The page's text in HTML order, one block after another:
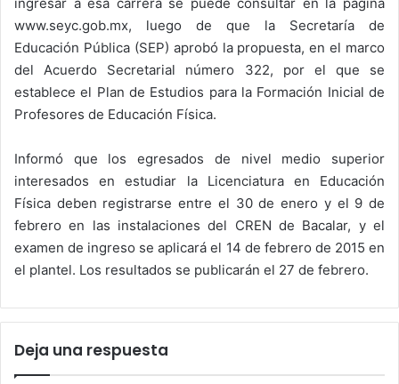
www.seyc.gob.mx, luego de que la Secretaría de
Educación Pública (SEP) aprobó la propuesta, en el marco
del Acuerdo Secretarial número 322, por el que se
establece el Plan de Estudios para la Formación Inicial de
Profesores de Educación Física.
Informó que los egresados de nivel medio superior
interesados en estudiar la Licenciatura en Educación
Física deben registrarse entre el 30 de enero y el 9 de
febrero en las instalaciones del CREN de Bacalar, y el
examen de ingreso se aplicará el 14 de febrero de 2015 en
el plantel. Los resultados se publicarán el 27 de febrero.
Deja una respuesta